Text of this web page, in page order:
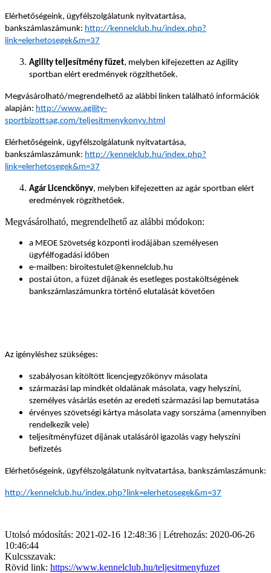
Elérhetőségeink, ügyfélszolgálatunk nyitvatartása,
bankszámlaszámunk: http://kennelclub.hu/index.php?
link=elerhetosegek&m=37
Agility teljesítmény füzet, melyben kifejezetten az Agility
sportban elért eredmények rögzíthetőek.
Megvásárolható/megrendelhető az alábbi linken található információk
alapján: http://www.agility-
sportbizottsag.com/teljesitmenykonyv.html
Elérhetőségeink, ügyfélszolgálatunk nyitvatartása,
bankszámlaszámunk: http://kennelclub.hu/index.php?
link=elerhetosegek&m=37
Agár Licenckönyv, melyben kifejezetten az agár sportban elért
eredmények rögzíthetőek.
Megvásárolható, megrendelhető az alábbi módokon:
a MEOE Szövetség központi irodájában személyesen
ügyfélfogadási időben
e-mailben: biroitestulet@kennelclub.hu
postai úton, a füzet díjának és esetleges postaköltségének
bankszámlaszámunkra történő elutalását követően
Az igényléshez szükséges:
szabályosan kitöltött licencjegyzőkönyv másolata
származási lap mindkét oldalának másolata, vagy helyszíni,
személyes vásárlás esetén az eredeti származási lap bemutatása
érvényes szövetségi kártya másolata vagy sorszáma (amennyiben
rendelkezik vele)
teljesítményfüzet díjának utalásáról igazolás vagy helyszíni
befizetés
Elérhetőségeink, ügyfélszolgálatunk nyitvatartása, bankszámlaszámunk:
http://kennelclub.hu/index.php?link=elerhetosegek&m=37
Utolsó módosítás: 2021-02-16 12:48:36 | Létrehozás: 2020-06-26
10:46:44
Kulcsszavak:
Rövid link: https://www.kennelclub.hu/teljesitmenyfuzet